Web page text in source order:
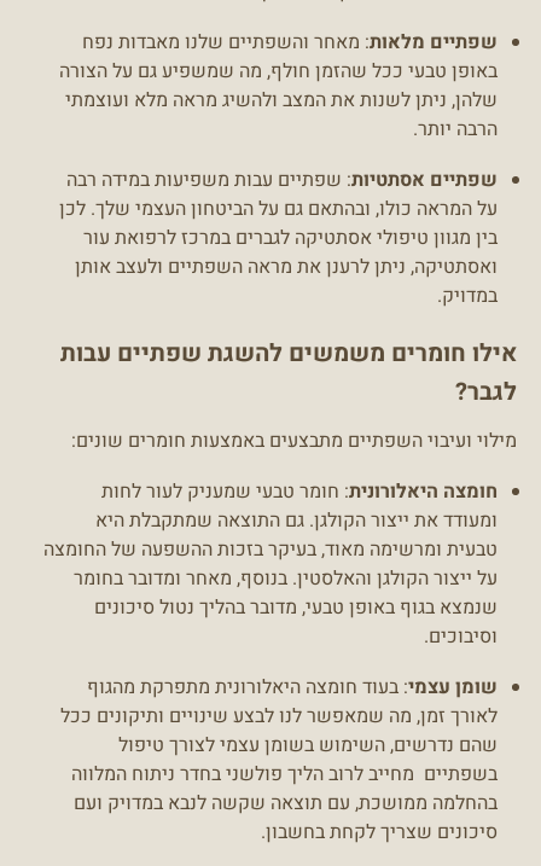
שפתיים מלאות: מאחר והשפתיים שלנו מאבדות נפח
באופן טבעי ככל שהזמן חולף, מה שמשפיע גם על הצורה
שלהן, ניתן לשנות את המצב ולהשיג מראה מלא ועוצמתי
הרבה יותר.
שפתיים אסתטיות: שפתיים עבות משפיעות במידה רבה
על המראה כולו, ובהתאם גם על הביטחון העצמי שלך. לכן
בין מגוון טיפולי אסתטיקה לגברים במרכז לרפואת עור
ואסתטיקה, ניתן לרענן את מראה השפתיים ולעצב אותן
במדויק.
אילו חומרים משמשים להשגת שפתיים עבות
לגבר?
מילוי ועיבוי השפתיים מתבצעים באמצעות חומרים שונים:
חומצה היאלורונית: חומר טבעי שמעניק לעור לחות
ומעודד את ייצור הקולגן. גם התוצאה שמתקבלת היא
טבעית ומרשימה מאוד, בעיקר בזכות ההשפעה של החומצה
על ייצור הקולגן והאלסטין. בנוסף, מאחר ומדובר בחומר
שנמצא בגוף באופן טבעי, מדובר בהליך נטול סיכונים
וסיבוכים.
שומן עצמי: בעוד חומצה היאלורונית מתפרקת מהגוף
לאורך זמן, מה שמאפשר לנו לבצע שינויים ותיקונים ככל
שהם נדרשים, השימוש בשומן עצמי לצורך טיפול
בשפתיים מחייב לרוב הליך פולשני בחדר ניתוח המלווה
בהחלמה ממושכת, עם תוצאה שקשה לנבא במדויק ועם
סיכונים שצריך לקחת בחשבון.